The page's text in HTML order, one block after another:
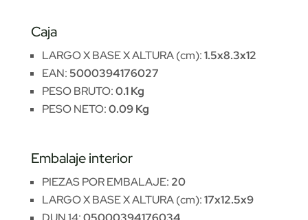
Caja
LARGO X BASE X ALTURA (cm):1.5x8.3x12
EAN:5000394176027
PESO BRUTO:0.1 Kg
PESO NETO:0.09 Kg
Embalaje interior
PIEZAS POR EMBALAJE: 20
LARGO X BASE X ALTURA (cm):17x12.5x9